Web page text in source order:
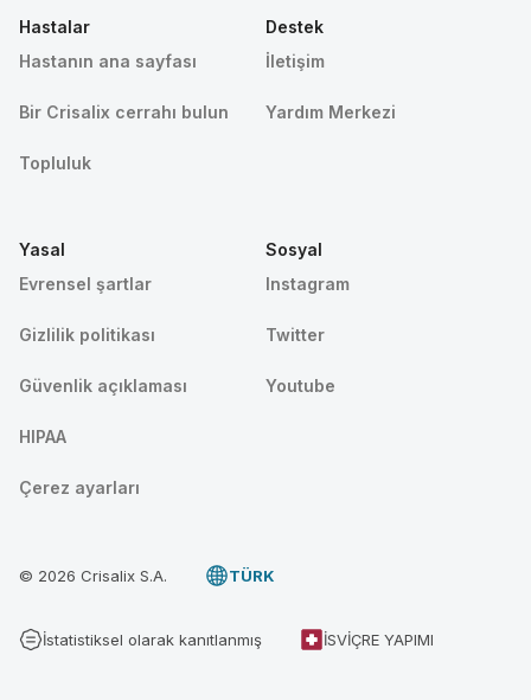
Hastalar
Hastanın ana sayfası
Bir Crisalix cerrahı bulun
Topluluk
Destek
İletişim
Yardım Merkezi
Yasal
Evrensel şartlar
Gizlilik politikası
Güvenlik açıklaması
HIPAA
Çerez ayarları
Sosyal
Instagram
Twitter
Youtube
© 2026 Crisalix S.A. TÜRK
İstatistiksel olarak kanıtlanmış İSVIÇRE YAPIMI